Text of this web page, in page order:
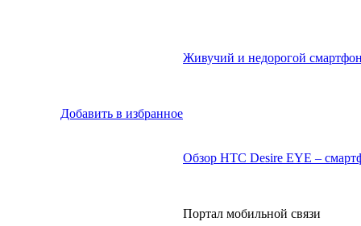
Добавить в избранное
Живучий и недорогой
Обзор HTC Desire EYE –
Портал мобильной связи